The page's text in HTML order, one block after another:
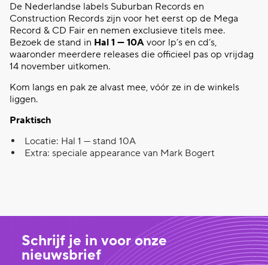
De Nederlandse labels Suburban Records en
Construction Records zijn voor het eerst op de Mega
Record & CD Fair en nemen exclusieve titels mee.
Bezoek de stand in Hal 1 — 10Avoor lp’s en cd’s,
waaronder meerdere releases die officieel pas op vrijdag
14 november uitkomen.
Kom langs en pak ze alvast mee, vóór ze in de winkels
liggen.
Praktisch
Locatie: Hal 1 — stand 10A
Extra: speciale appearance van Mark Bogert
Schrijf je in voor onze
nieuwsbrief